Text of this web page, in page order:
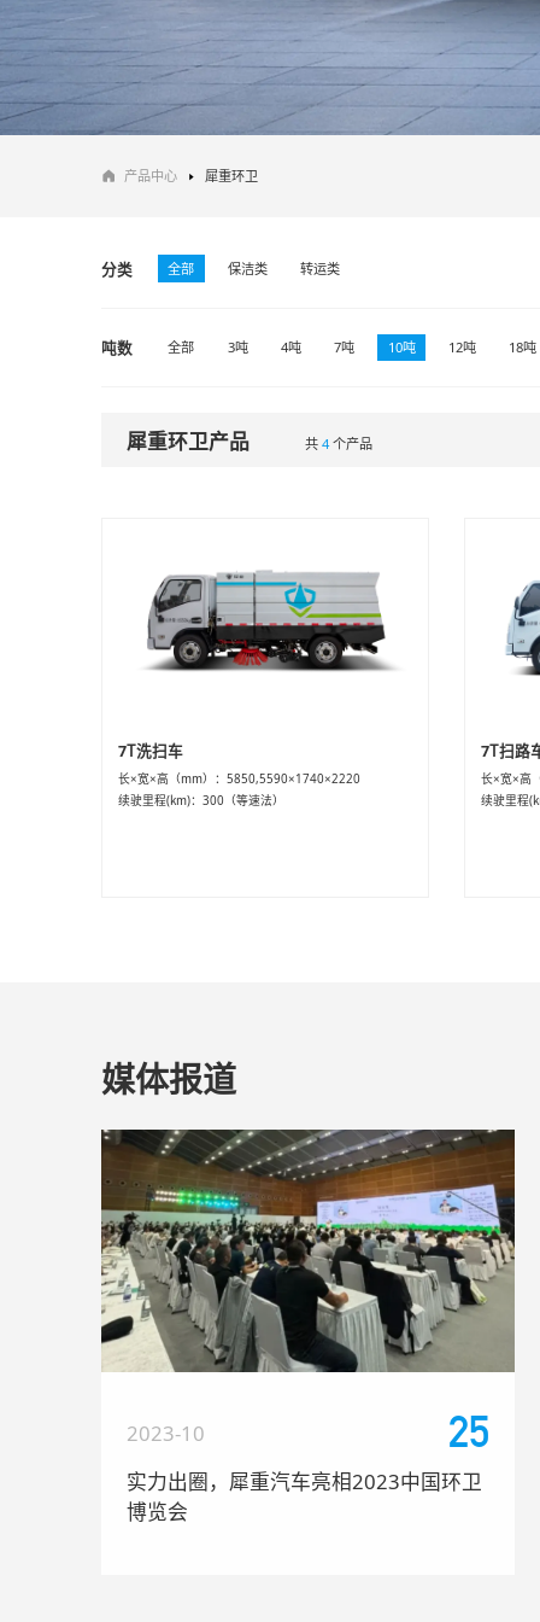
产品中心 犀重环卫
分类 全部 保洁类 转运类
吨数 全部 3吨 4吨 7吨 10吨 12吨 18吨
犀重环卫产品 共4个产品
7T洗扫车
长×宽×高（mm）：5850,5590×1740×2220
续驶里程(km)：300（等速法）
7T扫路
长×宽×高
续驶里程
媒体报道
2023-10 25
实力出圈，犀重汽车亮相2023中国环卫
博览会